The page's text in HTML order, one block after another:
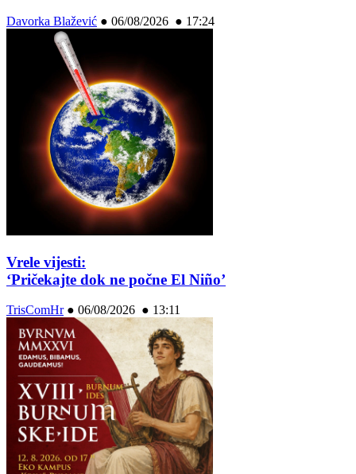
Davorka Blažević ● 06/08/2026 ● 17:24
Vrele vijesti:
‘Pričekajte dok ne počne El Niño’
TrisComHr● 06/08/2026 ● 13:11